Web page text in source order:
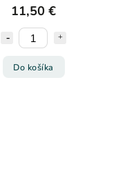
11,50 €
Do košíka